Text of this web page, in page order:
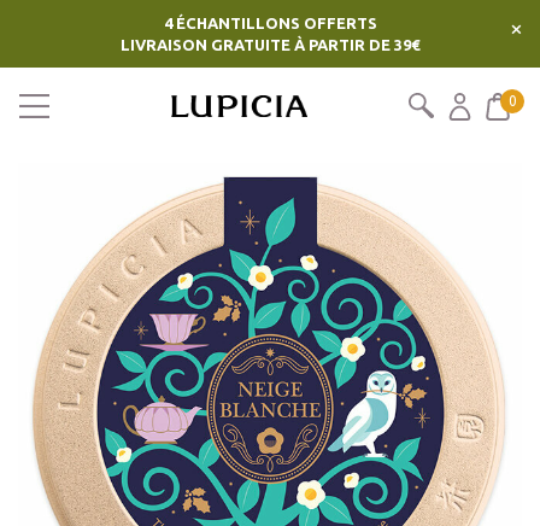
4 ÉCHANTILLONS OFFERTS
LIVRAISON GRATUITE À PARTIR DE 39€
×
0